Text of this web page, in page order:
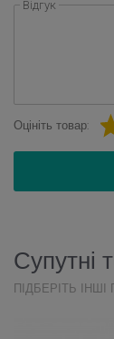
Відгук
Оцініть товар:
Супутні
ПІДБЕРІТЬ